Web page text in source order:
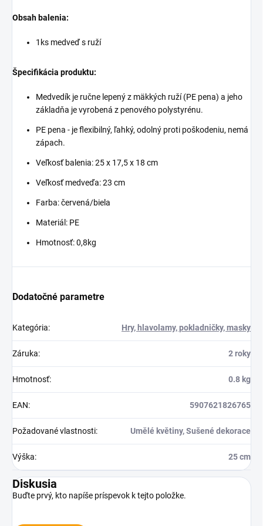
Obsah balenia:
1ks medveď s ruží
Špecifikácia produktu:
Medvedík je ručne lepený z mäkkých ruží (PE pena) a jeho
základňa je vyrobená z penového polystyrénu.
PE pena - je flexibilný, ľahký, odolný proti poškodeniu, nemá
zápach.
Veľkosť balenia: 25 x 17,5 x 18 cm
Veľkosť medveďa: 23 cm
Farba: červená/biela
Materiál: PE
Hmotnosť: 0,8kg
Dodatočné parametre
Kategória: Hry, hlavolamy, pokladničky, masky
Záruka: 2 roky
Hmotnosť: 0.8 kg
EAN: 5907621826765
Požadované vlastnosti: Umělé květiny, Sušené dekorace
Výška: 25 cm
Diskusia
Buďte prvý, kto napíše príspevok k tejto položke.